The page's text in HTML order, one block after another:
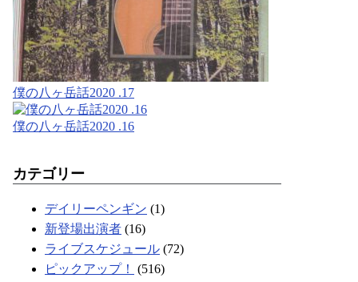
僕の八ヶ岳話2020 .17
僕の八ヶ岳話2020 .16
カテゴリー
デイリーペンギン (1)
新登場出演者 (16)
ライブスケジュール (72)
ピックアップ！
(516)